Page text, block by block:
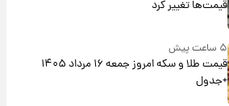
قیمت‌ها تغییر کرد
۵ ساعت پیش
قیمت طلا و سکه امروز جمعه ۱۶ مرداد ۱۴۰۵
+جدول